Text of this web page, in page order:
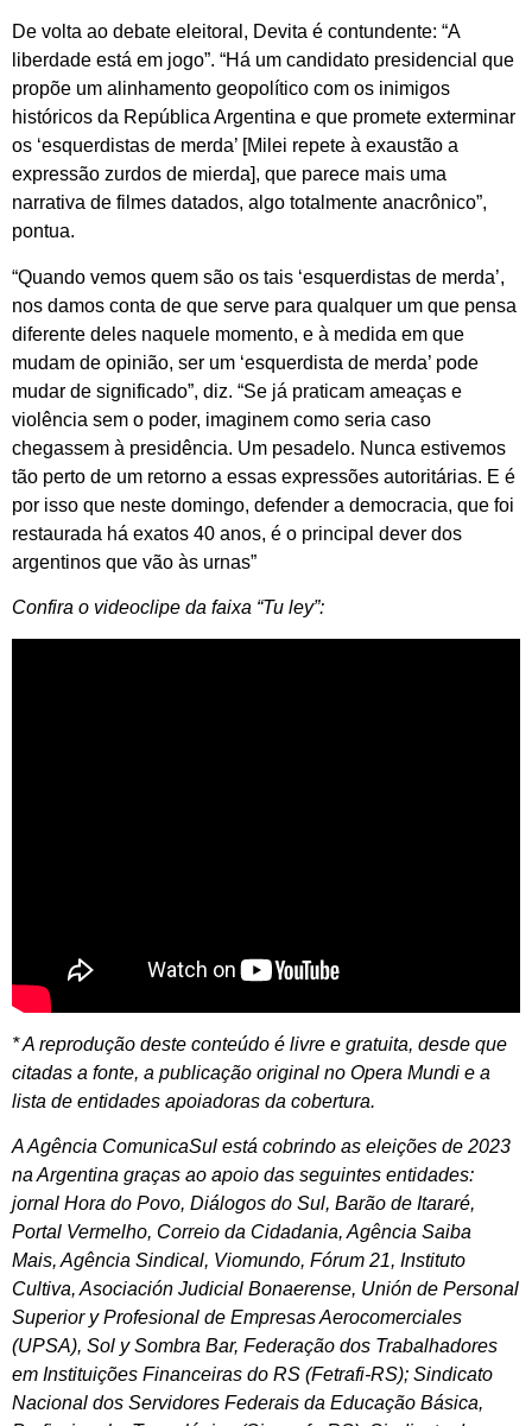
De volta ao debate eleitoral, Devita é contundente: “A
liberdade está em jogo”. “Há um candidato presidencial que
propõe um alinhamento geopolítico com os inimigos
históricos da República Argentina e que promete exterminar
os ‘esquerdistas de merda’ [Milei repete à exaustão a
expressão zurdos de mierda], que parece mais uma
narrativa de filmes datados, algo totalmente anacrônico”,
pontua.
“Quando vemos quem são os tais ‘esquerdistas de merda’,
nos damos conta de que serve para qualquer um que pensa
diferente deles naquele momento, e à medida em que
mudam de opinião, ser um ‘esquerdista de merda’ pode
mudar de significado”, diz. “Se já praticam ameaças e
violência sem o poder, imaginem como seria caso
chegassem à presidência. Um pesadelo. Nunca estivemos
tão perto de um retorno a essas expressões autoritárias. E é
por isso que neste domingo, defender a democracia, que foi
restaurada há exatos 40 anos, é o principal dever dos
argentinos que vão às urnas”
Confira o videoclipe da faixa “Tu ley”:
* A reprodução deste conteúdo é livre e gratuita, desde que
citadas a fonte, a publicação original no Opera Mundi e a
lista de entidades apoiadoras da cobertura.
A Agência ComunicaSul está cobrindo as eleições de 2023
na Argentina graças ao apoio das seguintes entidades:
jornal Hora do Povo, Diálogos do Sul, Barão de Itararé,
Portal Vermelho, Correio da Cidadania, Agência Saiba
Mais, Agência Sindical, Viomundo, Fórum 21, Instituto
Cultiva, Asociación Judicial Bonaerense, Unión de Personal
Superior y Profesional de Empresas Aerocomerciales
(UPSA), Sol y Sombra Bar, Federação dos Trabalhadores
em Instituições Financeiras do RS (Fetrafi-RS); Sindicato
Nacional dos Servidores Federais da Educação Básica,